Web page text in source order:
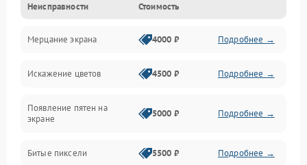
Питание и запуск
Подсветка и LED-модули
Звук и аудиосистема
Сигнал и приём каналов
Неисправности Стоимость
Мерцание экрана 4000 ₽ Подробнее →
Искажение цветов 4500 ₽ Подробнее →
Появление пятен на
экране
5000 ₽ Подробнее →
Битые пиксели 5500 ₽ Подробнее →